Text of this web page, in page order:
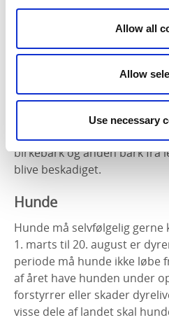
Allow all
Allow
Use necessary
Pluk gerne blomster, bær,
regler, som det er godt at
Länsstyrelsen kan give
planter. Orkidéer er fredede i
- Tænk over, at du ikke må
birkebark og anden bark fra
blive beskadiget.
Hunde
Hunde må selvfølgelig
1. marts til 20. august er
periode må hunde ikke løbe
af året have hunden under
forstyrrer eller skader
visse dele af landet skal